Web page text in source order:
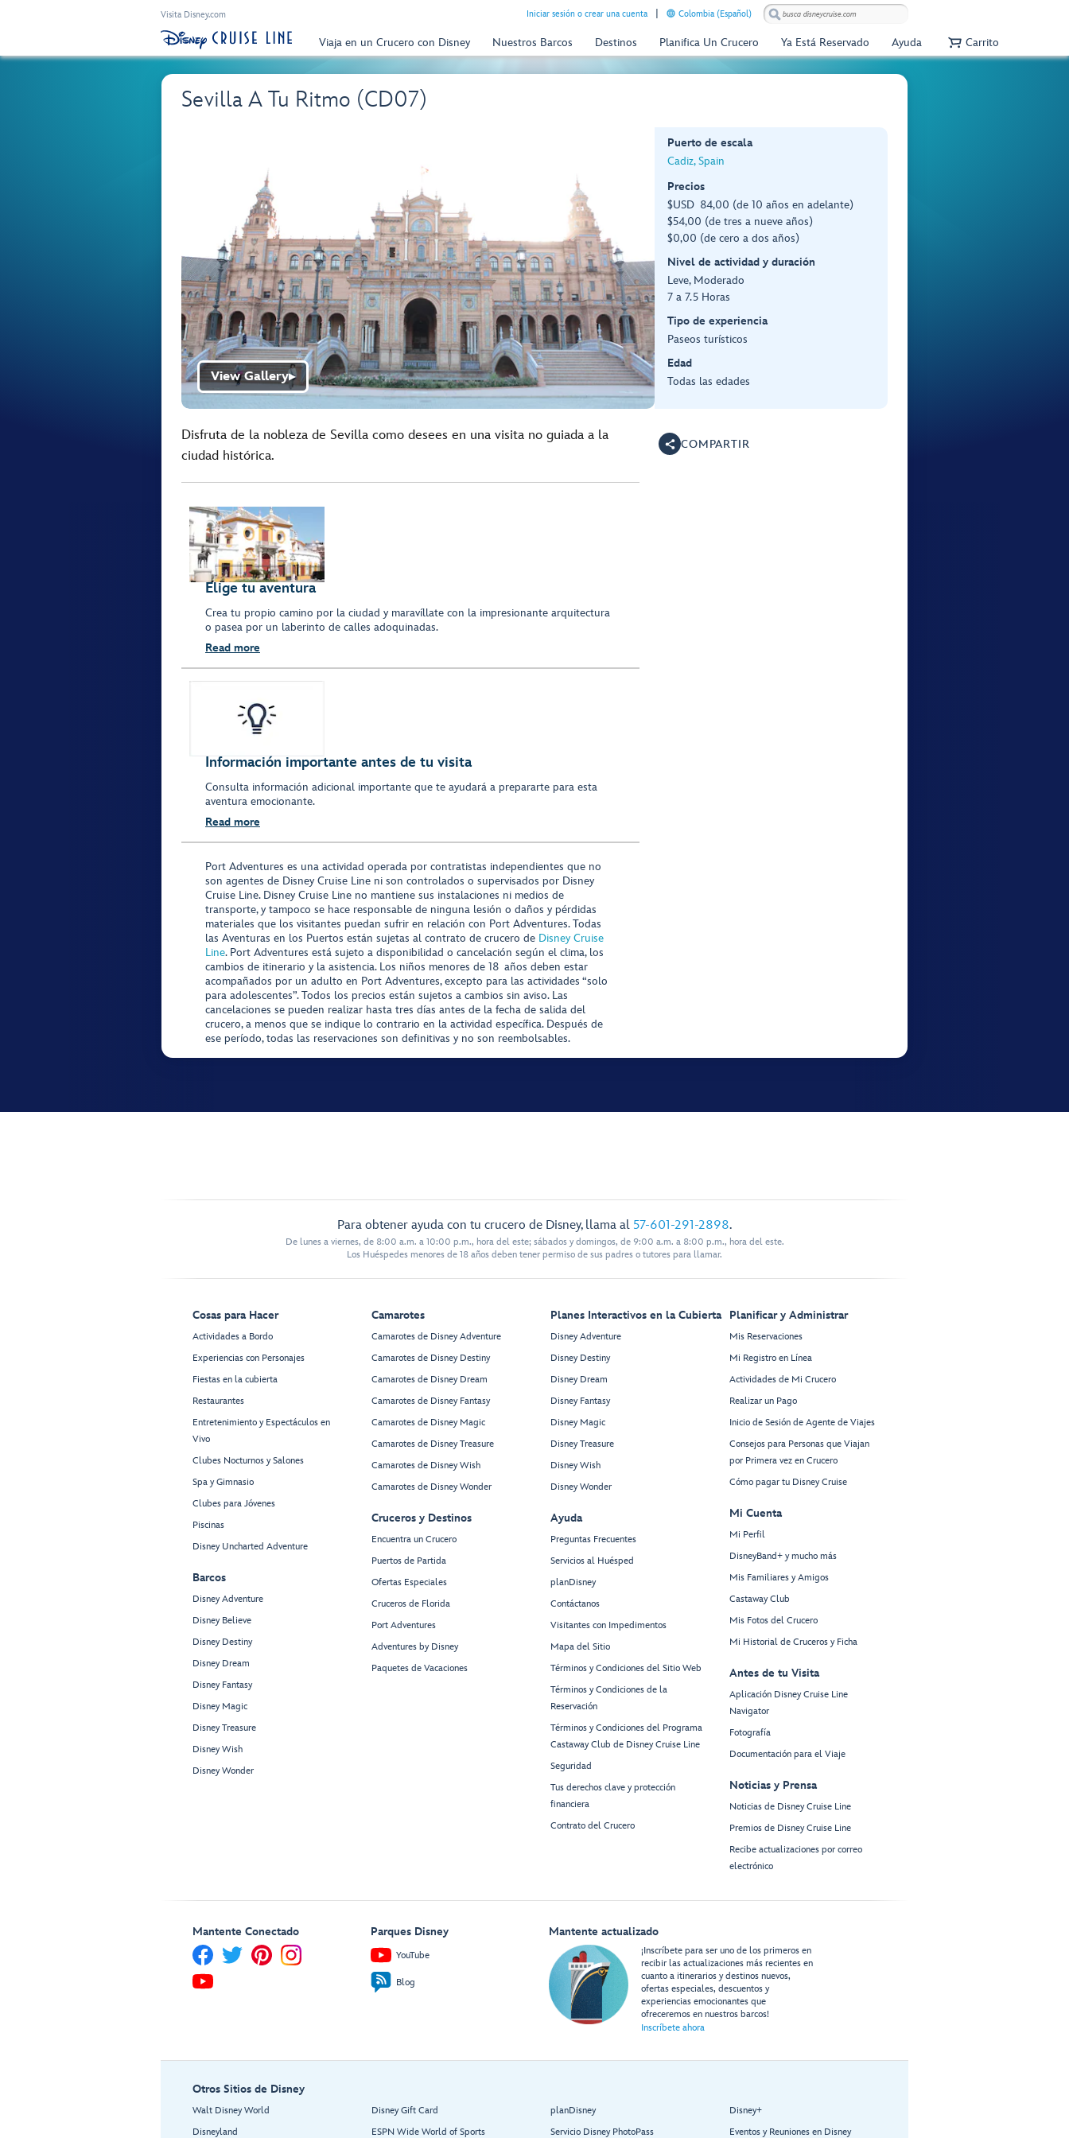
Visita Disney.com Iniciar sesión o crear una cuenta Colombia (Español)
Viaja en un Crucero con Disney Nuestros Barcos Destinos Planifica Un Crucero Ya Está Reservado Ayuda Carrito
Sevilla A Tu Ritmo (CD07)
View Gallery▶
Puerto de escala
Cadiz, Spain
Precios
$USD 84,00 (de 10 años en adelante)
$54,00 (de tres a nueve años)
$0,00 (de cero a dos años)
Nivel de actividad y duración
Leve, Moderado
7 a 7.5 Horas
Tipo de experiencia
Paseos turísticos
Edad
Todas las edades
Disfruta de la nobleza de Sevilla como desees en una visita no guiada a la
ciudad histórica.
Elige tu aventura
Crea tu propio camino por la ciudad y maravíllate con la impresionante arquitectura
o pasea por un laberinto de calles adoquinadas.
Read more
Información importante antes de tu visita
Consulta información adicional importante que te ayudará a prepararte para esta
aventura emocionante.
Read more
Port Adventures es una actividad operada por contratistas independientes que no
son agentes de Disney Cruise Line ni son controlados o supervisados por Disney
Cruise Line. Disney Cruise Line no mantiene sus instalaciones ni medios de
transporte, y tampoco se hace responsable de ninguna lesión o daños y pérdidas
materiales que los visitantes puedan sufrir en relación con Port Adventures. Todas
las Aventuras en los Puertos están sujetas al contrato de crucero de Disney Cruise
Line. Port Adventures está sujeto a disponibilidad o cancelación según el clima, los
cambios de itinerario y la asistencia. Los niños menores de 18 años deben estar
acompañados por un adulto en Port Adventures, excepto para las actividades “solo
para adolescentes”. Todos los precios están sujetos a cambios sin aviso. Las
cancelaciones se pueden realizar hasta tres días antes de la fecha de salida del
crucero, a menos que se indique lo contrario en la actividad específica. Después de
ese período, todas las reservaciones son definitivas y no son reembolsables.
COMPARTIR
Para obtener ayuda con tu crucero de Disney, llama al 57-601-291-2898.
De lunes a viernes, de 8:00 a.m. a 10:00 p.m., hora del este; sábados y domingos, de 9:00 a.m. a 8:00 p.m., hora del este.
Los Huéspedes menores de 18 años deben tener permiso de sus padres o tutores para llamar.
Cosas para Hacer
Actividades a Bordo
Experiencias con Personajes
Fiestas en la cubierta
Restaurantes
Entretenimiento y Espectáculos en
Vivo
Clubes Nocturnos y Salones
Spa y Gimnasio
Clubes para Jóvenes
Piscinas
Disney Uncharted Adventure
Barcos
Disney Adventure
Disney Believe
Disney Destiny
Disney Dream
Disney Fantasy
Disney Magic
Disney Treasure
Disney Wish
Disney Wonder
Camarotes
Camarotes de Disney Adventure
Camarotes de Disney Destiny
Camarotes de Disney Dream
Camarotes de Disney Fantasy
Camarotes de Disney Magic
Camarotes de Disney Treasure
Camarotes de Disney Wish
Camarotes de Disney Wonder
Cruceros y Destinos
Encuentra un Crucero
Puertos de Partida
Ofertas Especiales
Cruceros de Florida
Port Adventures
Adventures by Disney
Paquetes de Vacaciones
Planes Interactivos en la Cubierta
Disney Adventure
Disney Destiny
Disney Dream
Disney Fantasy
Disney Magic
Disney Treasure
Disney Wish
Disney Wonder
Ayuda
Preguntas Frecuentes
Servicios al Huésped
planDisney
Contáctanos
Visitantes con Impedimentos
Mapa del Sitio
Términos y Condiciones del Sitio Web
Términos y Condiciones de la
Reservación
Términos y Condiciones del Programa
Castaway Club de Disney Cruise Line
Seguridad
Tus derechos clave y protección
financiera
Contrato del Crucero
Planificar y Administrar
Mis Reservaciones
Mi Registro en Línea
Actividades de Mi Crucero
Realizar un Pago
Inicio de Sesión de Agente de Viajes
Consejos para Personas que Viajan
por Primera vez en Crucero
Cómo pagar tu Disney Cruise
Mi Cuenta
Mi Perfil
DisneyBand+ y mucho más
Mis Familiares y Amigos
Castaway Club
Mis Fotos del Crucero
Mi Historial de Cruceros y Ficha
Antes de tu Visita
Aplicación Disney Cruise Line
Navigator
Fotografía
Documentación para el Viaje
Noticias y Prensa
Noticias de Disney Cruise Line
Premios de Disney Cruise Line
Recibe actualizaciones por correo
electrónico
Mantente Conectado Parques Disney
YouTube
Blog
Mantente actualizado
¡Inscríbete para ser uno de los primeros en
recibir las actualizaciones más recientes en
cuanto a itinerarios y destinos nuevos,
ofertas especiales, descuentos y
experiencias emocionantes que
ofreceremos en nuestros barcos!
Inscríbete ahora
Otros Sitios de Disney
Walt Disney World
Disneyland
Disney Gift Card
ESPN Wide World of Sports
planDisney
Servicio Disney PhotoPass
Disney+
Eventos y Reuniones en Disney